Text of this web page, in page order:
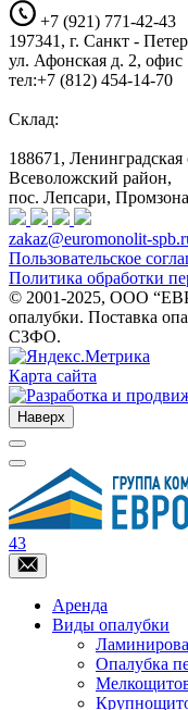
+7 (921) 771-42-43
197341, г. Санкт -
ул. Афонская д. 2, офис
тел:+7 (812) 454-14-70
Склад:
188671, Ленинградская
Всеволожский район,
пос. Лепсари, Промзона
zakaz@euromonolit-
Пользовательское
Политика обработки
© 2001-2025, ООО
опалубки. Поставка
СЗФО.
Карта сайта
Наверх
43
Аренда
Виды опалубки
Опалубка